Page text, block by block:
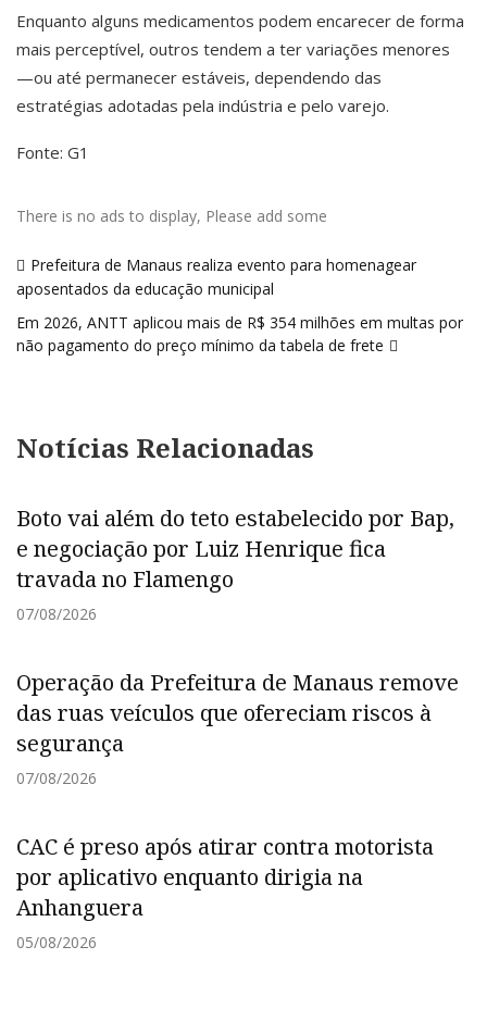
Enquanto alguns medicamentos podem encarecer de forma
mais perceptível, outros tendem a ter variações menores
—ou até permanecer estáveis, dependendo das
estratégias adotadas pela indústria e pelo varejo.
Fonte: G1
There is no ads to display, Please add some
de
Post
Prefeitura de Manaus realiza evento para homenagear
aposentados da educação municipal
Em 2026, ANTT aplicou mais de R$ 354 milhões em multas por
não pagamento do preço mínimo da tabela de frete
Notícias Relacionadas
Boto vai além do teto estabelecido por Bap,
e negociação por Luiz Henrique fica
travada no Flamengo
07/08/2026
Operação da Prefeitura de Manaus remove
das ruas veículos que ofereciam riscos à
segurança
07/08/2026
CAC é preso após atirar contra motorista
por aplicativo enquanto dirigia na
Anhanguera
05/08/2026